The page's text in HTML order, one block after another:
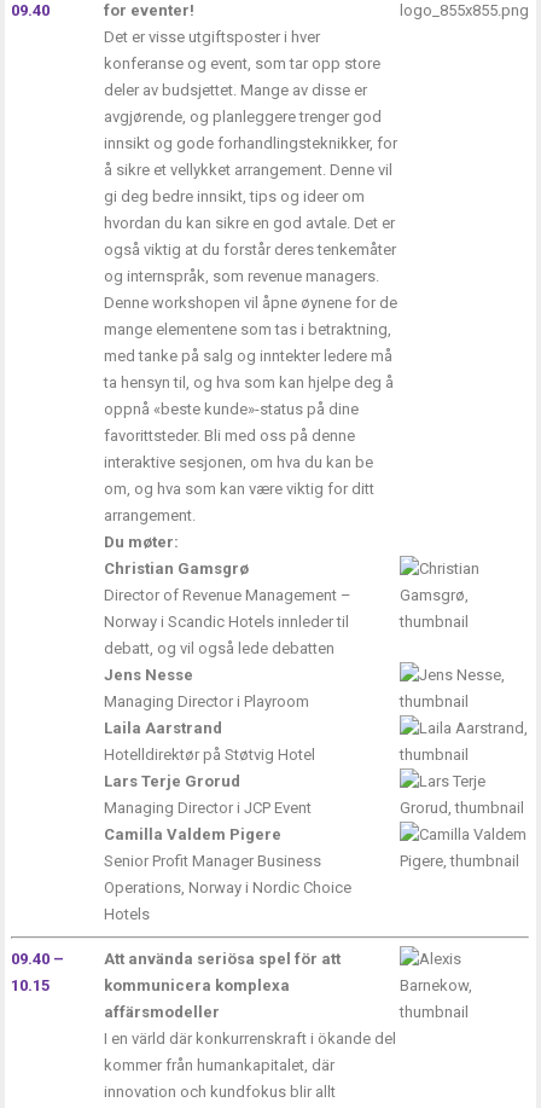
09.40
for eventer!
Det er visse utgiftsposter i hver
konferanse og event, som tar opp store
deler av budsjettet. Mange av disse er
avgjørende, og planleggere trenger god
innsikt og gode forhandlingsteknikker, for
å sikre et vellykket arrangement. Denne vil
gi deg bedre innsikt, tips og ideer om
hvordan du kan sikre en god avtale. Det er
også viktig at du forstår deres tenkemåter
og internspråk, som revenue managers.
Denne workshopen vil åpne øynene for de
mange elementene som tas i betraktning,
med tanke på salg og inntekter ledere må
ta hensyn til, og hva som kan hjelpe deg å
oppnå «beste kunde»-status på dine
favorittsteder. Bli med oss på denne
interaktive sesjonen, om hva du kan be
om, og hva som kan være viktig for ditt
arrangement.
Du møter:
Christian Gamsgrø
Director of Revenue Management –
Norway i Scandic Hotels innleder til
debatt, og vil også lede debatten
Jens Nesse
Managing Director i Playroom
Laila Aarstrand
Hotelldirektør på Støtvig Hotel
Lars Terje Grorud
Managing Director i JCP Event
Camilla Valdem Pigere
Senior Profit Manager Business
Operations, Norway i Nordic Choice
Hotels
09.40 –
10.15
Att använda seriösa spel för att
kommunicera komplexa
affärsmodeller
I en värld där konkurrenskraft i ökande del
kommer från humankapitalet, där
innovation och kundfokus blir allt